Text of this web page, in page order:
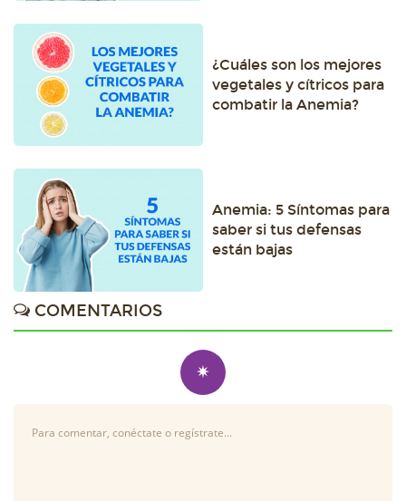
¿Cuáles son los mejores
vegetales y cítricos para
combatir la Anemia?
Anemia: 5 Síntomas para
saber si tus defensas
están bajas
COMENTARIOS
✷